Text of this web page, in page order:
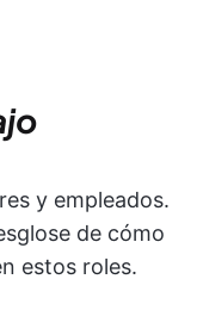
y empleados.
de cómo
estos roles.